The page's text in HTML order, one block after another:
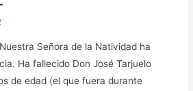
Señora de la Natividad ha
Ha fallecido Don José Tarjuelo
de edad (el que fuera durante